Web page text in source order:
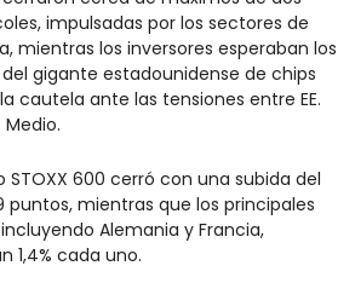
impulsadas por los sectores de
mientras los inversores esperaban los
gigante estadounidense de chips
cautela ante las tensiones entre EE.
Medio.
STOXX 600 cerró con una subida del
puntos, mientras que los principales
Alemania y Francia,
1,4% cada uno.